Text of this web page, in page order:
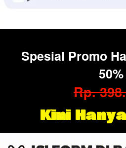
Spesial Promo
50%
Rp.
Kini Hanya